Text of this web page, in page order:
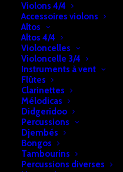
Violons 4/4
Accessoires violons
Altos
Altos 4/4
Violoncelles
Violoncelle 3/4
Instruments à vent
Flûtes
Clarinettes
Mélodicas
Didgeridoo
Percussions
Djembés
Bongos
Tambourins
Percussions diverses
DESCRIPTION
INFOS
Cordes D’Addario pour